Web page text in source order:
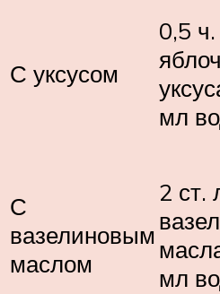
С уксусом
0,5
мл
С
вазелиновым
маслом
2 ст.
мл